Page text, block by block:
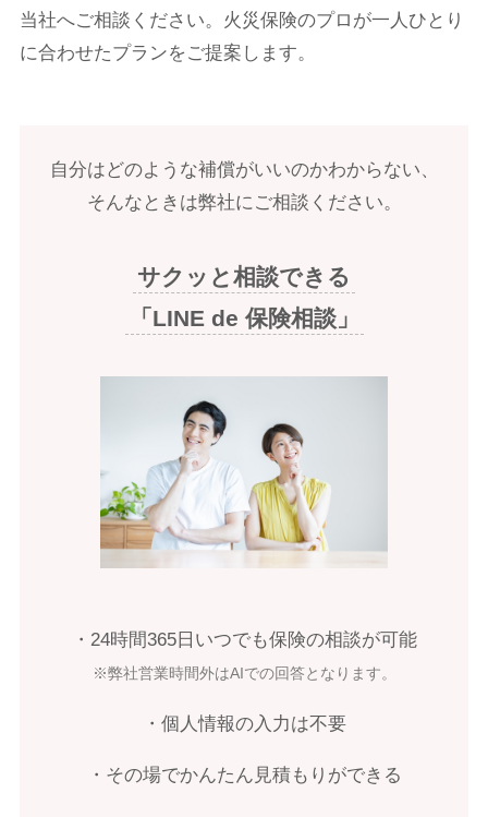
当社へご相談ください。火災保険のプロが一人ひとり
に合わせたプランをご提案します。
自分はどのような補償がいいのかわからない、
そんなときは弊社にご相談ください。
サクッと相談できる
「LINE de 保険相談」
・24時間365日いつでも保険の相談が可能
※弊社営業時間外はAIでの回答となります。
・個人情報の入力は不要
・その場でかんたん見積もりができる